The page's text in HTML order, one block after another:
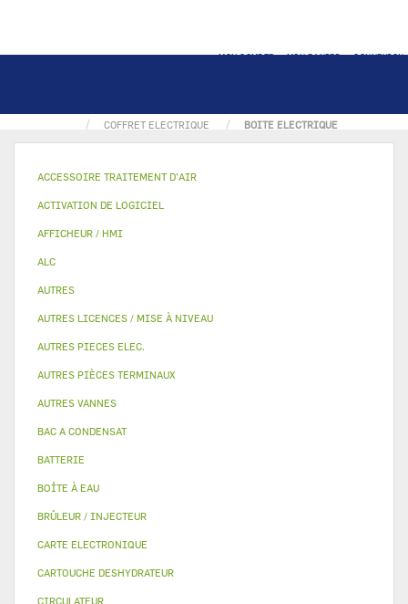
MON COMPTE MON PANIER CONNEXION
COFFRET ELECTRIQUE
BOITE ELECTRIQUE
ACCESSOIRE TRAITEMENT D’AIR
ACTIVATION DE LOGICIEL
AFFICHEUR / HMI
ALC
AUTRES
AUTRES LICENCES / MISE À NIVEAU
AUTRES PIECES ELEC.
AUTRES PIÈCES TERMINAUX
AUTRES VANNES
BAC A CONDENSAT
BATTERIE
BOÎTE À EAU
BRÛLEUR / INJECTEUR
CARTE ELECTRONIQUE
CARTOUCHE DESHYDRATEUR
CIRCULATEUR